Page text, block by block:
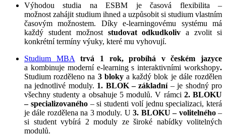
Výhodou studia na ESBM je časová flexibilita –
možnost zahájit studium ihned a uzpůsobit si studium vlastním
časovým možnostem. Díky e-learningovému systému má
každý student možnost studovat odkudkoliv a zvolit si
konkrétní termíny výuky, které mu vyhovují.
Studium MBA
trvá 1 rok, probíhá v českém jazyce
a kombinuje moderní e-learning s interaktivními workshopy.
Studium rozděleno na 3 blokya každý blok je dále rozdělen
na jednotlivé moduly. 1. BLOK – základní– je shodný pro
všechny studenty a obsahuje 5 modulů. V rámci 2. BLOKU
– specializovaného– si studenti volí jednu specializaci, která
je dále rozdělena na 3 moduly. U3. BLOKU – volitelného–
si student vybírá 2 moduly ze široké nabídky volitelných
modulů.